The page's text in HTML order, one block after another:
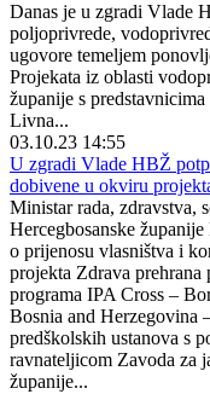
Danas je u zgradi Vlade
poljoprivrede,
ugovore temeljem
Projekata iz oblasti
županije s
Livna...
03.10.23 14:55
U zgradi Vlade HBŽ
dobivene u okviru
Ministar rada, zdravstva,
Hercegbosanske
o prijenosu vlasništva i
projekta Zdrava
programa IPA Cross –
Bosnia and Herzegovina
predškolskih ustanova s
ravnateljicom Zavoda za
županije...